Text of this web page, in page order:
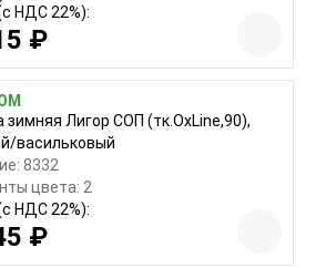
НДС 22%):
₽
зимняя Лигор СОП (тк.OxLine,90),
васильковый
8332
цвета: 2
НДС 22%):
₽